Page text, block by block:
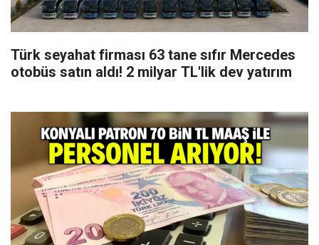
Türk seyahat firması 63 tane sıfır Mercedes
otobüs satın aldı! 2 milyar TL'lik dev yatırım